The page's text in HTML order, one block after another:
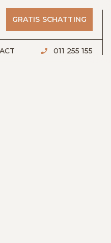
011 255 155
GRATIS SCHATTING